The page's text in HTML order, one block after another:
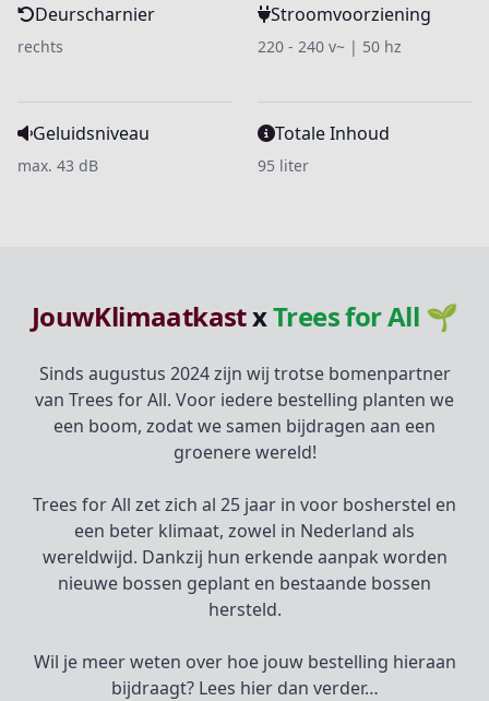
Deurscharnier
rechts
Stroomvoorziening
220 - 240 v~ | 50 hz
Geluidsniveau
max. 43 dB
Totale Inhoud
95 liter
JouwKlimaatkastxTrees for All 🌱
Sinds augustus 2024 zijn wij trotse bomenpartner
van Trees for All. Voor iedere bestelling planten we
een boom, zodat we samen bijdragen aan een
groenere wereld!
Trees for All zet zich al 25 jaar in voor bosherstel en
een beter klimaat, zowel in Nederland als
wereldwijd. Dankzij hun erkende aanpak worden
nieuwe bossen geplant en bestaande bossen
hersteld.
Wil je meer weten over hoe jouw bestelling hieraan
bijdraagt? Lees hier dan verder…